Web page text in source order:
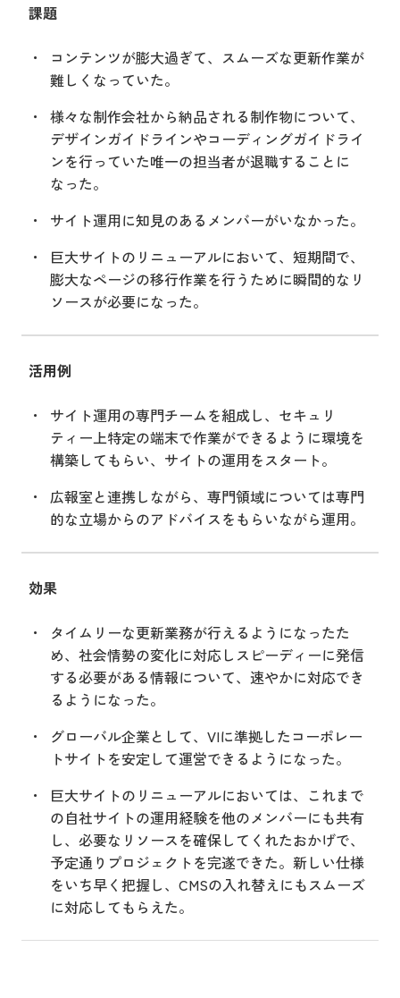
課題
コンテンツが膨大過ぎて、スムーズな更新作業が
難しくなっていた。
様々な制作会社から納品される制作物について、
デザインガイドラインやコーディングガイドライ
ンを行っていた唯一の担当者が退職することに
なった。
サイト運用に知見のあるメンバーがいなかった。
巨大サイトのリニューアルにおいて、短期間で、
膨大なページの移行作業を行うために瞬間的なリ
ソースが必要になった。
活用例
サイト運用の専門チームを組成し、セキュリ
ティー上特定の端末で作業ができるように環境を
構築してもらい、サイトの運用をスタート。
広報室と連携しながら、専門領域については専門
的な立場からのアドバイスをもらいながら運用。
効果
タイムリーな更新業務が行えるようになったた
め、社会情勢の変化に対応しスピーディーに発信
する必要がある情報について、速やかに対応でき
るようになった。
グローバル企業として、VIに準拠したコーポレー
トサイトを安定して運営できるようになった。
巨大サイトのリニューアルにおいては、これまで
の自社サイトの運用経験を他のメンバーにも共有
し、必要なリソースを確保してくれたおかげで、
予定通りプロジェクトを完遂できた。新しい仕様
をいち早く把握し、CMSの入れ替えにもスムーズ
に対応してもらえた。